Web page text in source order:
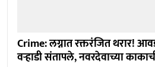
Crime: लग्नात रक्तरंजित थरार!
वऱ्हाडी संतापले, नवरदेवाच्या